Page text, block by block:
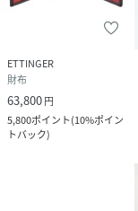
ETTINGER
財布
63,800円
5,800ポイント(10%ポイン
トバック)